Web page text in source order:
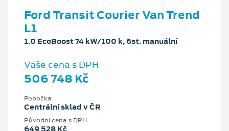
Ford Transit Courier Van Trend
L1
1.0 EcoBoost 74 kW/100 k, 6st. manuální
Vaše cena s DPH
506 748 Kč
Pobočka
Centrální sklad v ČR
Původní cena s DPH
649 528 Kč